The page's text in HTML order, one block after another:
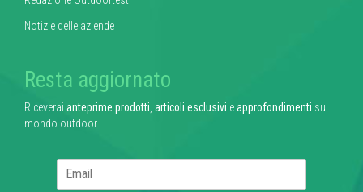
Notizie delle aziende
Resta aggiornato
Riceverai anteprime prodotti articoli esclusivi eapprofondimenti sul
mondo outdoor